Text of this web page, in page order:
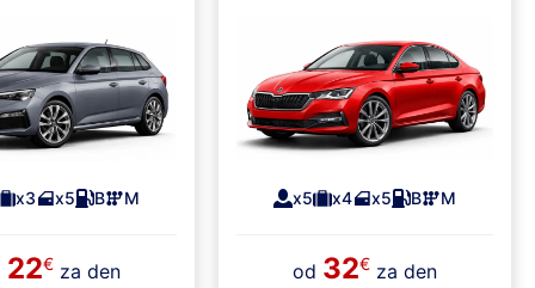
x3 x5 B M
22€za den
x5 x4 x5 B M
od 32€ za den